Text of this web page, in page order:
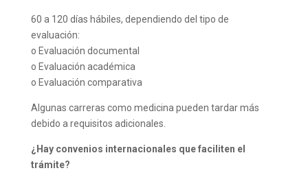
60 a 120 días hábiles, dependiendo del tipo de
evaluación:
o Evaluación documental
o Evaluación académica
o Evaluación comparativa
Algunas carreras como medicina pueden tardar más
debido a requisitos adicionales.
¿Hay convenios internacionales que faciliten el
trámite?